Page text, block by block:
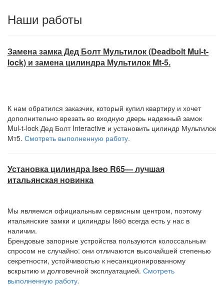
Наши работы
Замена замка Дед Болт Мультилок (Deadbolt Mul-t-
lock) и замена цилиндра Мультилок Mt-5.
К нам обратился заказчик, который купил квартиру и хочет
дополнительно врезать во входную дверь надежный замок
Mul-t-lock Дед Болт Interactive и установить цилиндр Мультилок
Мт5. Смотреть выполненную работу.
Установка цилиндра Iseo R65— лучшая
итальянская новинка
Мы являемся официальным сервисным центром, поэтому
итальянские замки и цилиндры Iseo всегда есть у нас в
наличии.
Брендовые запорные устройства пользуются колоссальным
спросом не случайно: они отличаются высочайшей степенью
секретности, устойчивостью к несанкционированному
вскрытию и долговечной эксплуатацией. Смотреть
выполненную работу.